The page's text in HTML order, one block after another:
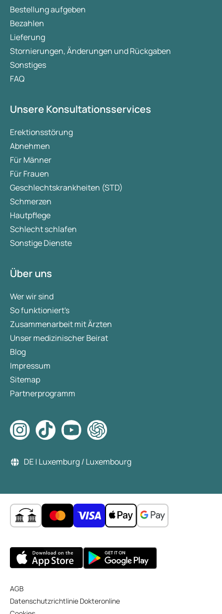
Bestellung aufgeben
Bezahlen
Lieferung
Stornierungen, Änderungen und Rückgaben
Sonstiges
FAQ
Unsere Konsultationsservices
Erektionsstörung
Abnehmen
Für Männer
Für Frauen
Geschlechtskrankheiten (STD)
Schmerzen
Hautpflege
Schlecht schlafen
Sonstige Dienste
Über uns
Wer wir sind
So funktioniert's
Zusammenarbeit mit Ärzten
Unser medizinischer Beirat
Blog
Impressum
Sitemap
Partnerprogramm
DE | Luxemburg / Luxembourg
AGB
Datenschutzrichtlinie Dokteronline